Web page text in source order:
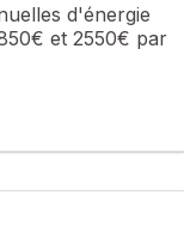
d'énergie
et 2550€ par